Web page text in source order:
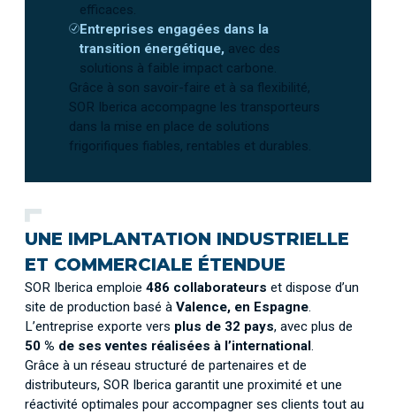
efficaces.
Entreprises engagées dans la
transition énergétique, avec des
solutions à faible impact carbone.
Grâce à son savoir-faire et à sa flexibilité,
SOR Iberica accompagne les transporteurs
dans la mise en place de solutions
frigorifiques fiables, rentables et durables.
UNE IMPLANTATION INDUSTRIELLE
ET COMMERCIALE ÉTENDUE
SOR Iberica emploie 486 collaborateurs et dispose d’un
site de production basé à Valence, en Espagne.
L’entreprise exporte vers plus de 32 pays, avec plus de
50 % de ses ventes réalisées à l’international.
Grâce à un réseau structuré de partenaires et de
distributeurs, SOR Iberica garantit une proximité et une
réactivité optimales pour accompagner ses clients tout au